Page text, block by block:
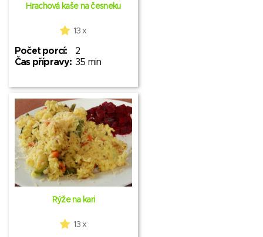
Hrachová kaše na česneku
13 x
Počet porcí:
2
Čas přípravy: 35 min
Rýže na kari
13 x